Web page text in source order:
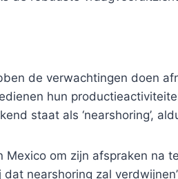
de verwachtingen doen
hun
staat als ‘nearshoring’,
Mexico om zijn afspraken na
nearshoring zal